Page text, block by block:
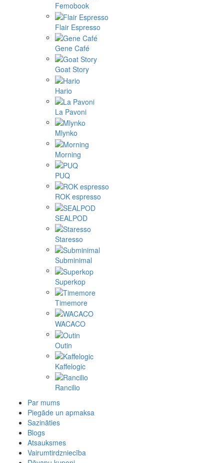
Femobook
Flair Espresso
Gene Café
Goat Story
Hario
La Pavoni
Mlynko
Morning
PUQ
ROK espresso
SEALPOD
Staresso
Subminimal
Superkop
Timemore
WACACO
Outin
Kaffelogic
Rancilio
Par mums
Piegāde un apmaksa
Sazināties
Blogs
Atsauksmes
Vairumtirdzniecība